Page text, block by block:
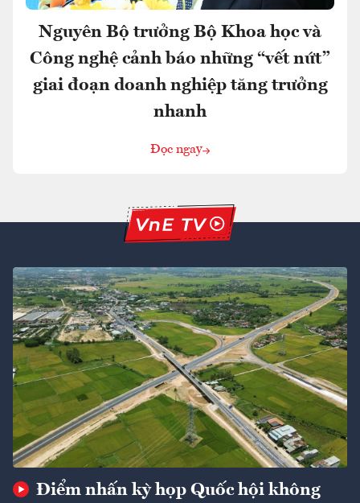
Nguyên Bộ trưởng Bộ Khoa học và
Công nghệ cảnh báo những “vết nứt”
giai đoạn doanh nghiệp tăng trưởng
nhanh
Đọc ngay
Điểm nhấn kỳ họp Quốc hội không